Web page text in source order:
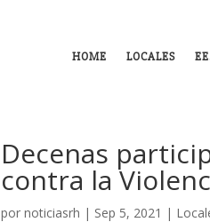
HOME LOCALES
Decenas
contra la
pornoticiasrh | Sep 5, 2021 |